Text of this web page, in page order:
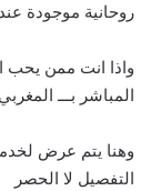
روحانية موجودة
واذا انت ممن يحب
المباشر بـــ ا
وهنا يتم عرض
التفصيل لا الحصر